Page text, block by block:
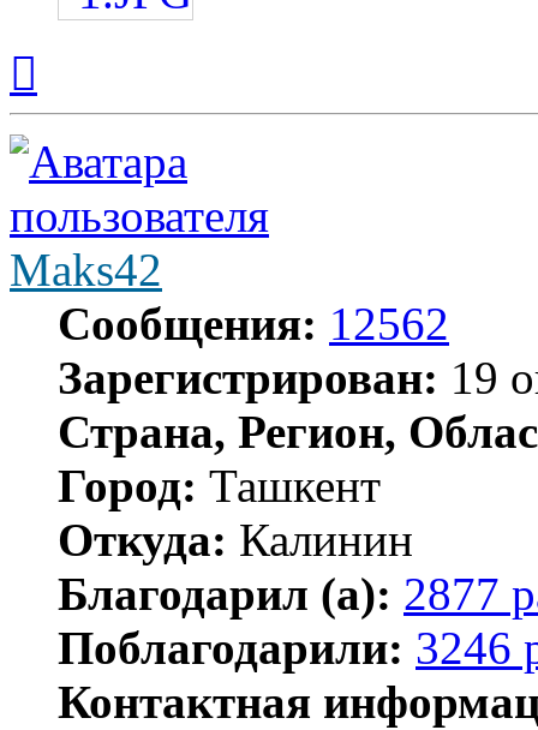
началу
Maks42
Сообщения: 12562
Зарегистрирован: 19
Страна, Регион,
Город: Ташкент
Откуда: Калинин
Благодарил (а): 2877
Поблагодарили: 3246
Контактная